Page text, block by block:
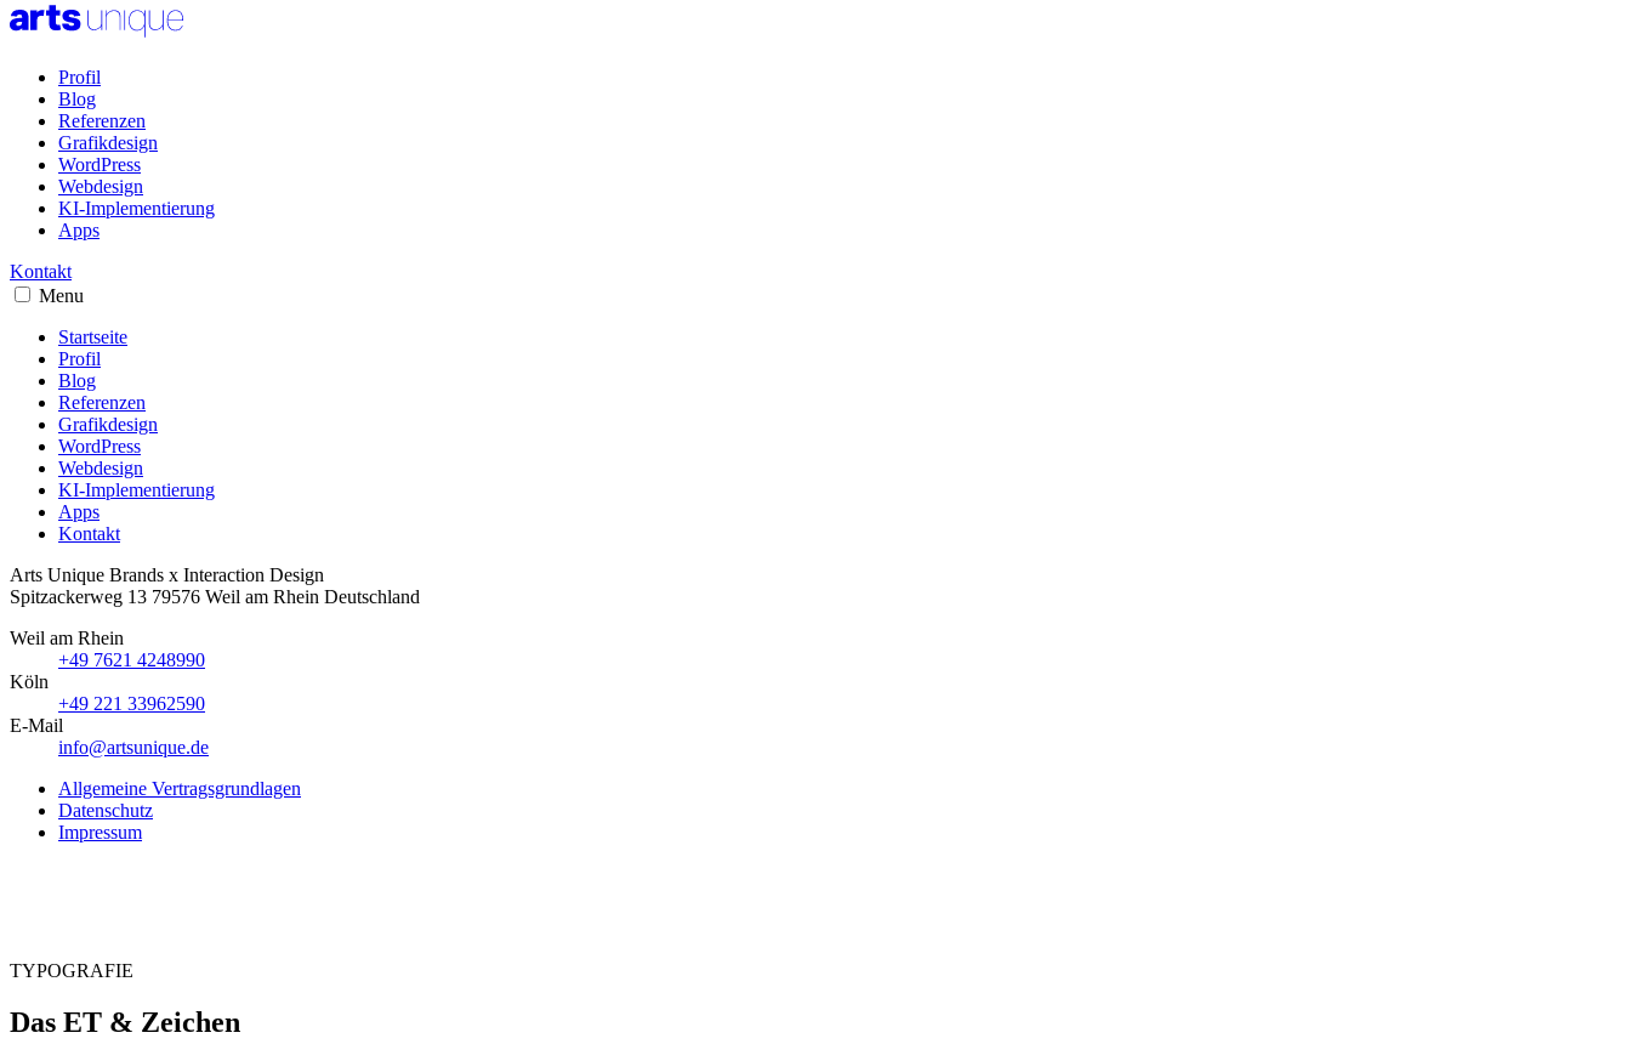
Profil
Blog
Referenzen
Grafikdesign
WordPress
Webdesign
KI-Implementierung
Apps
Kontakt
Menu
Startseite
Profil
Blog
Referenzen
Grafikdesign
WordPress
Webdesign
KI-Implementierung
Apps
Kontakt
Arts Unique Brands x Interaction Design
Spitzackerweg 13 79576 Weil am Rhein Deutschland
Weil am Rhein
+49 7621 4248990
Köln
+49 221 33962590
E-Mail
info@artsunique.de
Allgemeine Vertragsgrundlagen
Datenschutz
Impressum
TYPOGRAFIE
Das ET & Zeichen